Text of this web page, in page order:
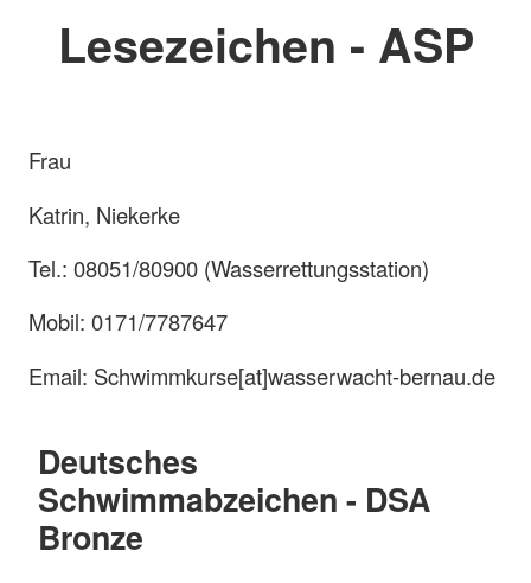
Lesezeichen - ASP
Frau
Katrin, Niekerke
Tel.: 08051/80900 (Wasserrettungsstation)
Mobil: 0171/7787647
Email: Schwimmkurse[at]wasserwacht-bernau.de
Deutsches
Schwimmabzeichen - DSA
Bronze